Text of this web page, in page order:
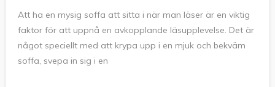
Att ha en mysig soffa att sitta i när man läser är en viktig
faktor för att uppnå en avkopplande läsupplevelse. Det är
något speciellt med att krypa upp i en mjuk och bekväm
soffa, svepa in sig i en